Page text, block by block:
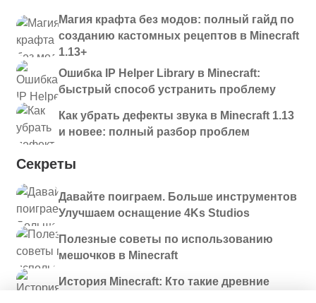
Магия крафта без модов: полный гайд по
созданию кастомных рецептов в Minecraft
1.13+
Ошибка IP Helper Library в Minecraft:
быстрый способ устранить проблему
Как убрать дефекты звука в Minecraft 1.13
и новее: полный разбор проблем
Секреты
Давайте поиграем. Больше инструментов
Улучшаем оснащение 4Ks Studios
Полезные советы по использованию
мешочков в Minecraft
История Minecraft: Кто такие древние